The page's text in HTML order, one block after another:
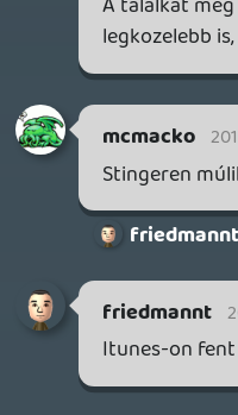
előfordulhatna, hogy
mondjuk steamen
adott játék, viszont
meg ott a dlc. Teszem
hónappal később jön
kivárják ott
beszélve, hogy a multi
fragmentálódhat. Volt
hogy ugyanazon
tudtak együtt
másik meg abban.
Ghz 2019.04.15
Vega